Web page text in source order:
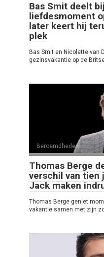
Bas Smit deelt
liefdesmoment
later keert hij
plek
Bas Smit en Nicolette van
gezinsvakantie op de
Beroemdheden
Thomas Berge
verschil van tien
Jack maken
Thomas Berge geniet
vakantie samen met zijn